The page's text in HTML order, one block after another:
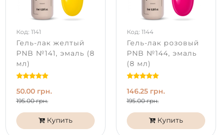
Код: 1141
Гель-лак желтый
PNB №141, эмаль (8
мл)
50.00 грн.
195.00 грн.
Купить
Код: 1144
Гель-лак розовый
PNB №144, эмаль
(8 мл)
146.25 грн.
195.00 грн.
Купить